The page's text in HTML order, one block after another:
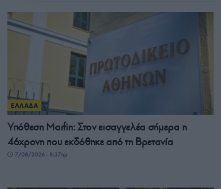
ΕΛΛΑΔΑ
Υπόθεση Marfin: Στον εισαγγελέα σήμερα η
46χρονη που εκδόθηκε από τη Βρετανία
7/08/2026 - 8:37πμ